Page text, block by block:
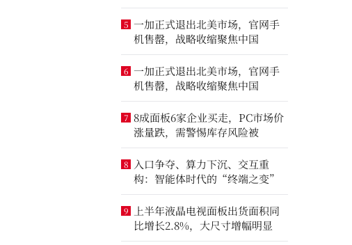
5 一加正式退出北美市场，官网手
机售罄，战略收缩聚焦中国
6 一加正式退出北美市场，官网手
机售罄，战略收缩聚焦中国
7 8成面板6家企业买走，PC市场价
涨量跌，需警惕库存风险被
8
入口争夺、算力下沉、交互重
构：智能体时代的“终端之变”
9
上半年液晶电视面板出货面积同
比增长2.8%，大尺寸增幅明显